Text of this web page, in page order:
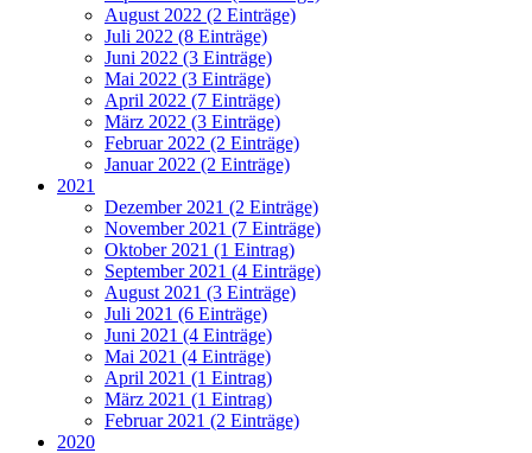
August 2022 (2 Einträge)
Juli 2022 (8 Einträge)
Juni 2022 (3 Einträge)
Mai 2022 (3 Einträge)
April 2022 (7 Einträge)
März 2022 (3 Einträge)
Februar 2022 (2 Einträge)
Januar 2022 (2 Einträge)
2021
Dezember 2021 (2 Einträge)
November 2021 (7 Einträge)
Oktober 2021 (1 Eintrag)
September 2021 (4 Einträge)
August 2021 (3 Einträge)
Juli 2021 (6 Einträge)
Juni 2021 (4 Einträge)
Mai 2021 (4 Einträge)
April 2021 (1 Eintrag)
März 2021 (1 Eintrag)
Februar 2021 (2 Einträge)
2020